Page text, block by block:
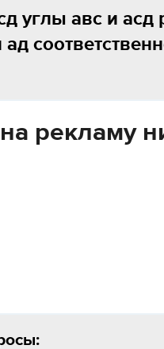
углы авс и
рекламу